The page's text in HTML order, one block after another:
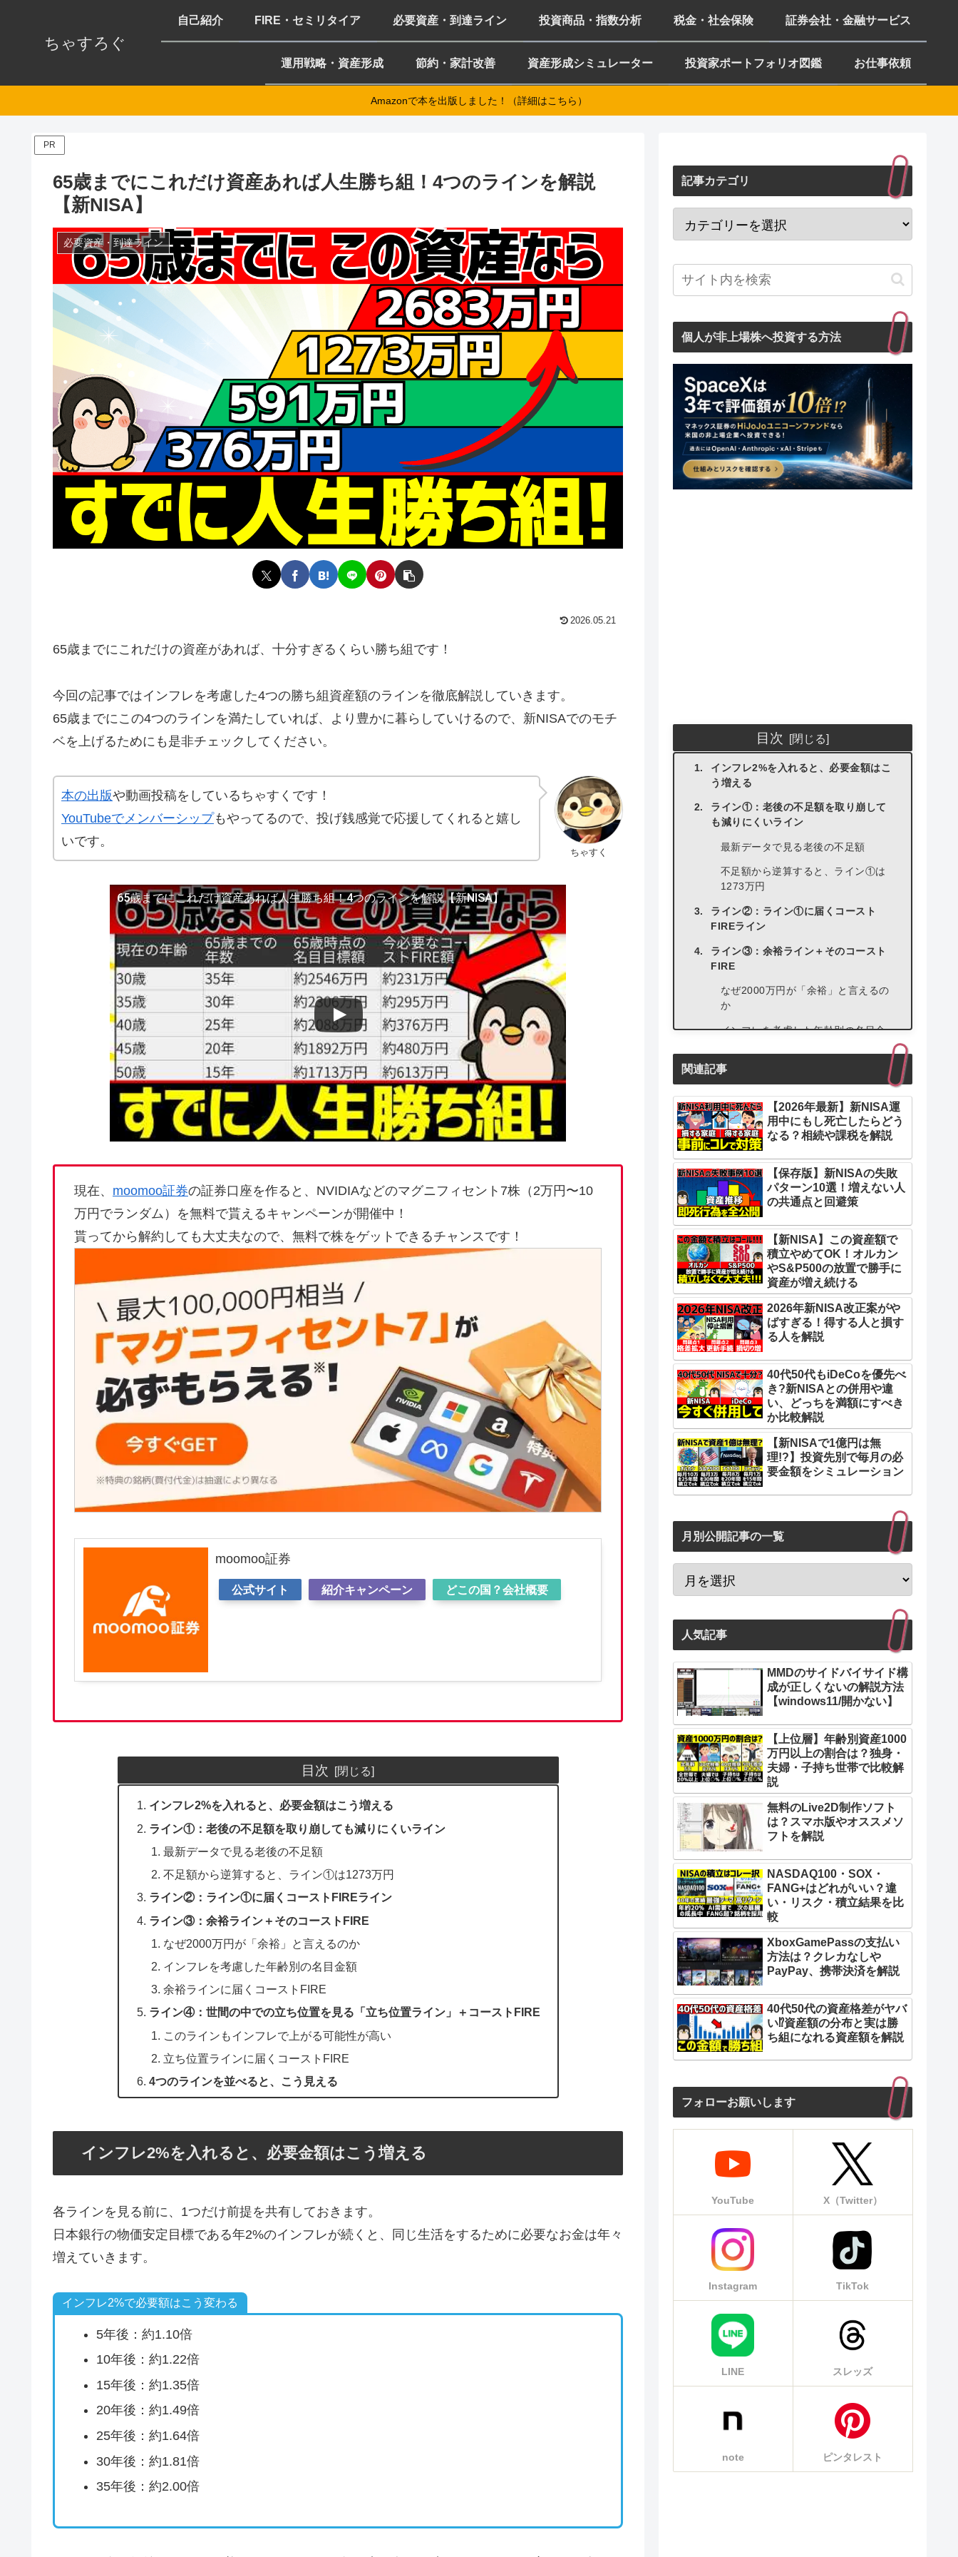
ちゃすろぐ
自己紹介 FIRE・セミリタイア 必要資産・到達ライン 投資商品・指数分析 税金・社会保険 証券会社・金融サービス
運用戦略・資産形成 節約・家計改善 資産形成シミュレーター 投資家ポートフォリオ図鑑 お仕事依頼
Amazonで本を出版しました！（詳細はこちら）
PR
65歳までにこれだけ資産あれば人生勝ち組！4つのラインを解説
【新NISA】
必要資産・到達ライン
2026.05.21
65歳までにこれだけの資産があれば、十分すぎるくらい勝ち組です！
今回の記事ではインフレを考慮した4つの勝ち組資産額のラインを徹底解説していきます。
65歳までにこの4つのラインを満たしていれば、より豊かに暮らしていけるので、新NISAでのモチ
ベを上げるためにも是非チェックしてください。
ちゃすく
本の出版や動画投稿をしているちゃすくです！
YouTubeでメンバーシップもやってるので、投げ銭感覚で応援してくれると嬉し
いです。
65歳までにこれだけ資産あれば人生勝ち組！4つのラインを解説【新NISA】
現在、 moomoo証券の証券口座を作ると、NVIDIAなどのマグニフィセント7株（2万円〜10
万円でランダム）を無料で貰えるキャンペーンが開催中！
貰ってから解約しても大丈夫なので、無料で株をゲットできるチャンスです！
moomoo証券
公式サイト 紹介キャンペーン どこの国？会社概要
目次
インフレ2%を入れると、必要金額はこう増える
ライン①：老後の不足額を取り崩しても減りにくいライン
最新データで見る老後の不足額
不足額から逆算すると、ライン①は1273万円
ライン②：ライン①に届くコーストFIREライン
ライン③：余裕ライン＋そのコーストFIRE
なぜ2000万円が「余裕」と言えるのか
インフレを考慮した年齢別の名目金額
余裕ラインに届くコーストFIRE
ライン④：世間の中での立ち位置を見る「立ち位置ライン」＋コーストFIRE
このラインもインフレで上がる可能性が高い
立ち位置ラインに届くコーストFIRE
4つのラインを並べると、こう見える
インフレ2%を入れると、必要金額はこう増える
各ラインを見る前に、1つだけ前提を共有しておきます。
日本銀行の物価安定目標である年2%のインフレが続くと、同じ生活をするために必要なお金は年々
増えていきます。
インフレ2%で必要額はこう変わる
5年後：約1.10倍
10年後：約1.22倍
15年後：約1.35倍
20年後：約1.49倍
25年後：約1.64倍
30年後：約1.81倍
35年後：約2.00倍
記事カテゴリ
個人が非上場株へ投資する方法
目次
インフレ2%を入れると、必要金額はこ
う増える
ライン①：老後の不足額を取り崩して
も減りにくいライン
最新データで見る老後の不足額
不足額から逆算すると、ライン①は
1273万円
ライン②：ライン①に届くコースト
FIREライン
ライン③：余裕ライン＋そのコースト
FIRE
なぜ2000万円が「余裕」と言えるの
か
インフレを考慮した年齢別の名目金
余裕ラインに届くコーストFIRE
ライン④：世間の中での立ち位置を見
る「立ち位置ライン」＋コーストFIRE
このラインもインフレで上がる可能
性が高い
立ち位置ラインに届くコーストFIRE
4つのラインを並べると、こう見える
関連記事
【2026年最新】新NISA運
用中にもし死亡したらどう
なる？相続や課税を解説
【保存版】新NISAの失敗
パターン10選！増えない人
の共通点と回避策
【新NISA】この資産額で
積立やめてOK！オルカン
やS&P500の放置で勝手に
資産が増え続ける
2026年新NISA改正案がや
ばすぎる！得する人と損す
る人を解説
40代50代もiDeCoを優先べ
き?新NISAとの併用や違
い、どっちを満額にすべき
か比較解説
【新NISAで1億円は無
理!?】投資先別で毎月の必
要金額をシミュレーション
月別公開記事の一覧
人気記事
MMDのサイドバイサイド構
成が正しくないの解説方法
【windows11/開かない】
【上位層】年齢別資産1000
万円以上の割合は？独身・
夫婦・子持ち世帯で比較解
説
無料のLive2D制作ソフト
は？スマホ版やオススメソ
フトを解説
NASDAQ100・SOX・
FANG+はどれがいい？違
い・リスク・積立結果を比
較
XboxGamePassの支払い
方法は？クレカなしや
PayPay、携帯決済を解説
40代50代の資産格差がヤバ
い⁉︎資産額の分布と実は勝
ち組になれる資産額を解説
フォローお願いします
YouTube X（Twitter）
Instagram TikTok
LINE スレッズ
note ピンタレスト